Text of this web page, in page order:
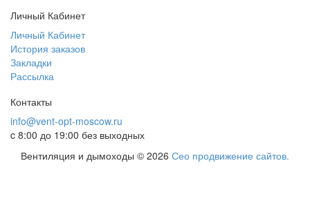
Личный Кабинет
Личный Кабинет
История заказов
Закладки
Рассылка
Контакты
info@vent-opt-moscow.ru
c 8:00 до 19:00 без выходных
Вентиляция и дымоходы © 2026 Сео продвижение сайтов.